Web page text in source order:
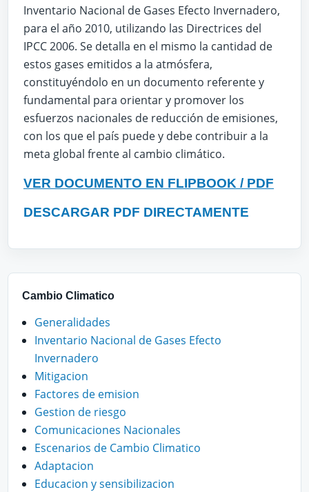
Inventario Nacional de Gases Efecto Invernadero,
para el año 2010, utilizando las Directrices del
IPCC 2006. Se detalla en el mismo la cantidad de
estos gases emitidos a la atmósfera,
constituyéndolo en un documento referente y
fundamental para orientar y promover los
esfuerzos nacionales de reducción de emisiones,
con los que el país puede y debe contribuir a la
meta global frente al cambio climático.
VER DOCUMENTO EN FLIPBOOK / PDF
DESCARGAR PDF DIRECTAMENTE
Cambio Climatico
Generalidades
Inventario Nacional de Gases Efecto
Invernadero
Mitigacion
Factores de emision
Gestion de riesgo
Comunicaciones Nacionales
Escenarios de Cambio Climatico
Adaptacion
Educacion y sensibilizacion